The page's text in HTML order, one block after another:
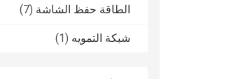
الطاقة حفظ الشاشة (7)
شبكة التمويه (1)